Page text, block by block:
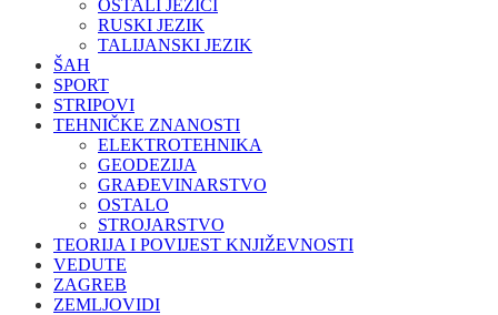
OSTALI JEZICI
RUSKI JEZIK
TALIJANSKI JEZIK
ŠAH
SPORT
STRIPOVI
TEHNIČKE ZNANOSTI
ELEKTROTEHNIKA
GEODEZIJA
GRAĐEVINARSTVO
OSTALO
STROJARSTVO
TEORIJA I POVIJEST KNJIŽEVNOSTI
VEDUTE
ZAGREB
ZEMLJOVIDI